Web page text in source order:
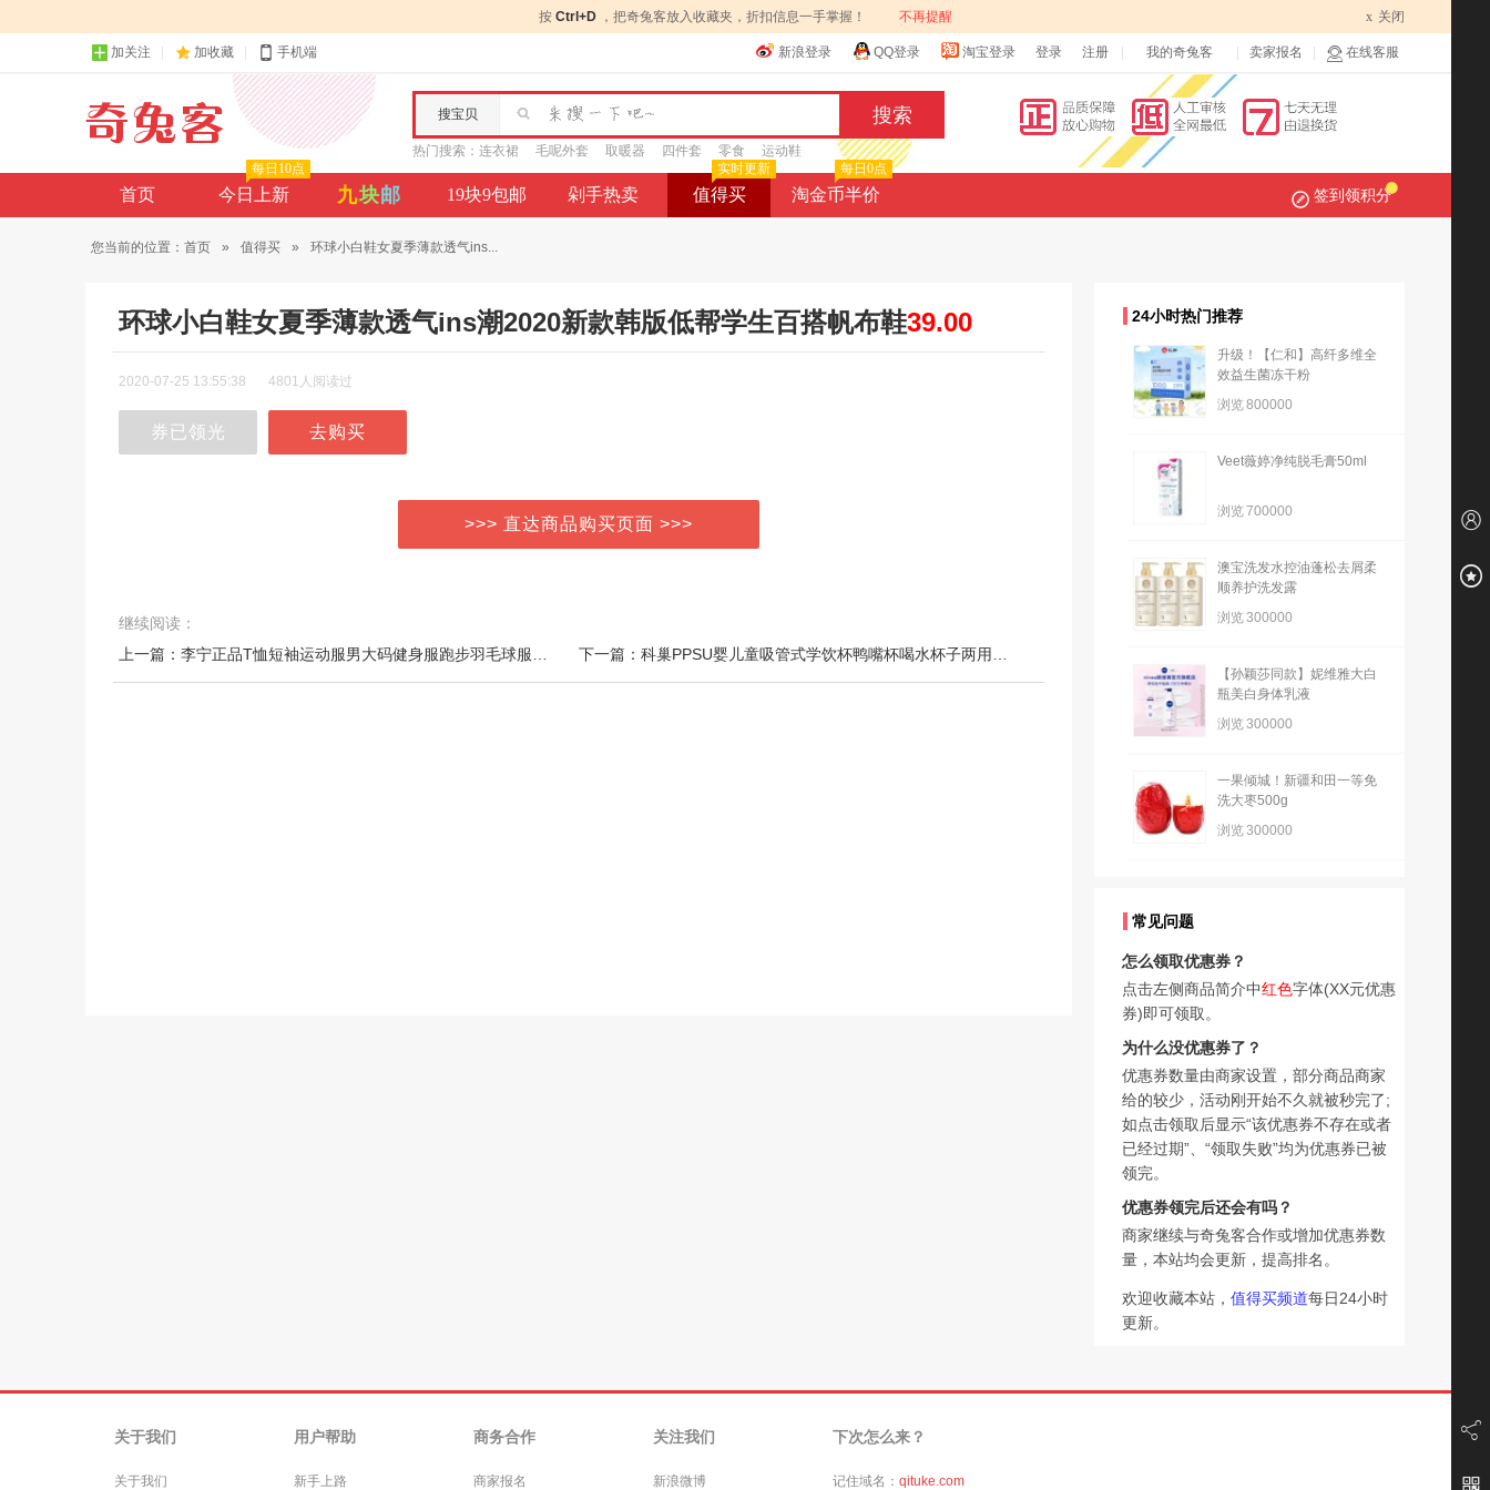
按 Ctrl+D ，把奇兔客放入收藏夹，折扣信息一手掌握！ 不再提醒 x 关闭
加关注 加收藏 手机端 新浪登录 QQ登录 淘宝登录 登录 注册 我的奇兔客 卖家报名 在线客服
搜宝贝
热门搜索： 连衣裙 毛呢外套 取暖器 四件套 零食 运动鞋
首页 今日上新
每日10点
九块邮 19块9包邮 剁手热卖 值得买
实时更新
淘金币半价
每日0点
签到领积分
您当前的位置： 首页 » 值得买 » 环球小白鞋女夏季薄款透气ins...
环球小白鞋女夏季薄款透气ins潮2020新款韩版低帮学生百搭帆布鞋39.00
2020-07-25 13:55:38 4801人阅读过
券已领光 去购买
>>> 直达商品购买页面 >>>
继续阅读：
24小时热门推荐
升级！【仁和】高纤多维全
效益生菌冻干粉
浏览800000
Veet薇婷净纯脱毛膏50ml
浏览700000
澳宝洗发水控油蓬松去屑柔
顺养护洗发露
浏览300000
【孙颖莎同款】妮维雅大白
瓶美白身体乳液
浏览300000
一果倾城！新疆和田一等免
洗大枣500g
浏览300000
常见问题
怎么领取优惠券？
点击左侧商品简介中红色字体(XX元优惠
券)即可领取。
为什么没优惠券了？
优惠券数量由商家设置，部分商品商家
给的较少，活动刚开始不久就被秒完了;
如点击领取后显示“该优惠券不存在或者
已经过期”、“领取失败”均为优惠券已被
领完。
优惠券领完后还会有吗？
商家继续与奇兔客合作或增加优惠券数
量，本站均会更新，提高排名。
欢迎收藏本站， 值得买频道每日24小时
更新。
关于我们
关于我们
用户帮助
新手上路
商务合作
商家报名
关注我们
新浪微博
下次怎么来？
记住域名： qituke.com